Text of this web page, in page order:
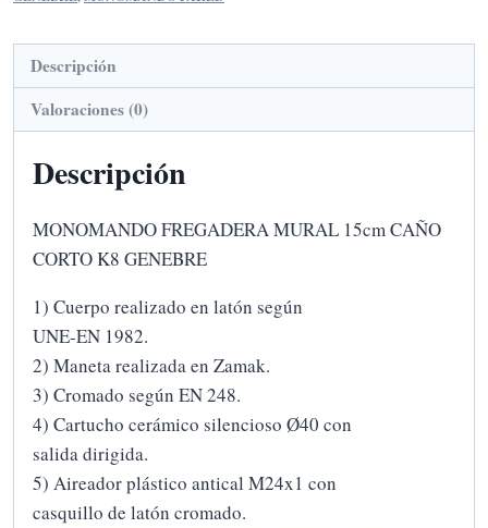
GENEBRE
cantidad
Descripción
Valoraciones (0)
Descripción
MONOMANDO FREGADERA MURAL 15cm CAÑO
CORTO K8 GENEBRE
1) Cuerpo realizado en latón según
UNE-EN 1982.
2) Maneta realizada en Zamak.
3) Cromado según EN 248.
4) Cartucho cerámico silencioso Ø40 con
salida dirigida.
5) Aireador plástico antical M24x1 con
casquillo de latón cromado.